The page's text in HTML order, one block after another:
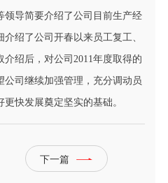
领导简要介绍了公司目前生产经
绍了公司开春以来员工复工、
绍后，对公司2011年度取得的
公司继续加强管理，充分调动员
快发展奠定坚实的基础。
下一篇